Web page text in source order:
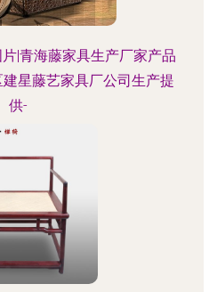
|青海藤家具生产厂家产品
星藤艺家具厂公司生产提
供-